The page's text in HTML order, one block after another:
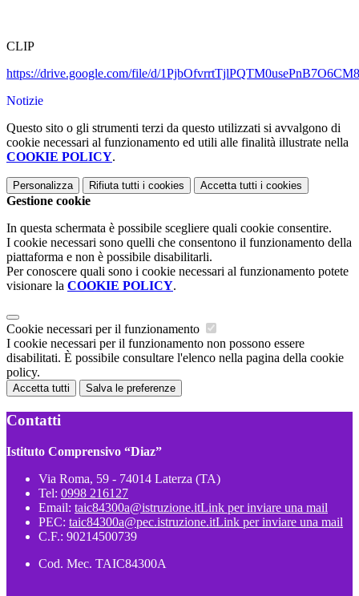
CLIP
https://drive.google.com/file/d/
Notizie
Questo sito o gli strumenti terzi da questo utilizzati si avvalgono di
cookie necessari al funzionamento ed utili alle finalità illustrate nella
COOKIE POLICY.
Personalizza Rifiuta tutti i cookies Accetta tutti i cookies
Gestione cookie
In questa schermata è possibile scegliere quali cookie consentire.
I cookie necessari sono quelli che consentono il funzionamento della
piattaforma e non è possibile disabilitarli.
Per conoscere quali sono i cookie necessari al funzionamento potete
visionare la COOKIE POLICY.
Cookie necessari per il funzionamento
I cookie necessari per il funzionamento non possono essere
disabilitati. È possibile consultare l'elenco nella pagina della cookie
policy.
Accetta tutti Salva le preferenze
Contatti
Istituto Comprensivo “Diaz”
Via Roma, 59 - 74014 Laterza (TA)
Tel: 0998 216127
Email: taic84300a@istruzione.itLink per inviare una mail
PEC: taic84300a@pec.istruzione.itLink per inviare una mail
C.F.: 90214500739
Cod. Mec. TAIC84300A